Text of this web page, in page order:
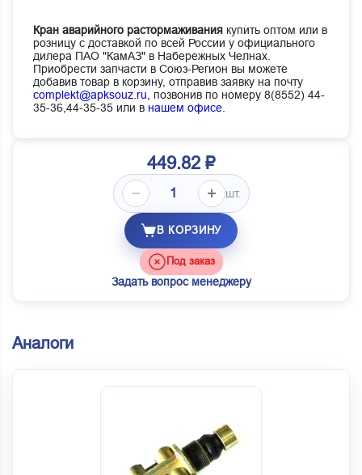
Кран аварийного растормаживания купить оптом или в
розницу с доставкой по всей России у официального
дилера ПАО "КамАЗ" в Набережных Челнах.
Приобрести запчасти в Союз-Регион вы можете
добавив товар в корзину, отправив заявку на почту
complekt@apksouz.ru,
позвонив по номеру 8(8552) 44-
35-36,44-35-35 или в нашем офисе
449.82 ₽
шт.
В КОРЗИНУ
Под заказ
Задать вопрос менеджеру
Аналоги